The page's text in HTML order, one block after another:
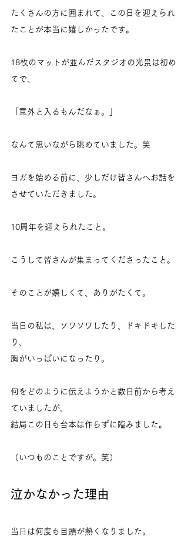
たくさんの方に囲まれて、この日を迎えられ
たことが本当に嬉しかったです。
18枚のマットが並んだスタジオの光景は初め
てで、
「意外と入るもんだなぁ。」
なんて思いながら眺めていました。笑
ヨガを始める前に、少しだけ皆さんへお話を
させていただきました。
10周年を迎えられたこと。
こうして皆さんが集まってくださったこと。
そのことが嬉しくて、ありがたくて。
当日の私は、ソワソワしたり、ドキドキした
り、
胸がいっぱいになったり。
何をどのように伝えようかと数日前から考え
ていましたが、
結局この日も台本は作らずに臨みました。
（いつものことですが。笑）
泣かなかった理由
当日は何度も目頭が熱くなりました。